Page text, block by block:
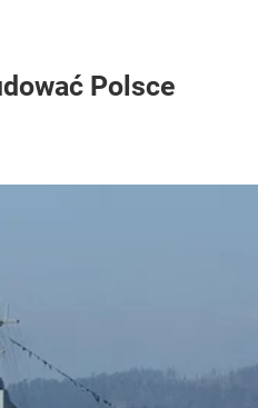
Polsce